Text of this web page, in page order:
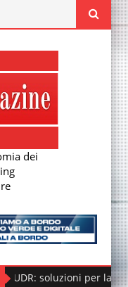
dei
la nuova due diligence